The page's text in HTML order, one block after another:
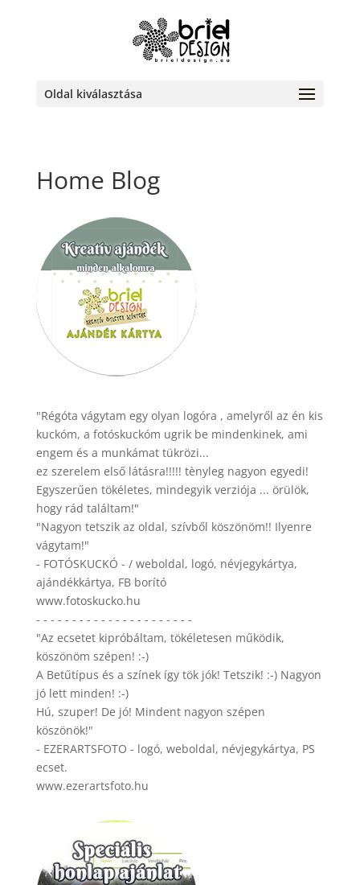
Oldal kiválasztása
Home Blog
"Régóta vágytam egy olyan logóra , amelyről az én kis
kuckóm, a fotóskuckóm ugrik be mindenkinek, ami
engem és a munkámat tükrözi...
ez szerelem első látásra!!!!! tènyleg nagyon egyedi!
Egyszerűen tökéletes, mindegyik verziója ... örülök,
hogy rád találtam!"
"Nagyon tetszik az oldal, szívből köszönöm!! Ilyenre
vágytam!"
- FOTÓSKUCKÓ - / weboldal, logó, névjegykártya,
ajándékkártya, FB borító
www.fotoskucko.hu
- - - - - - - - - - - - - - - - - - - - - -
"Az ecsetet kipróbáltam, tökéletesen működik,
köszönöm szépen! :-)
A Betűtípus és a színek így tök jók! Tetszik! :-) Nagyon
jó lett minden! :-)
Hú, szuper! De jó! Mindent nagyon szépen
köszönök!"
- EZERARTSFOTO - logó, weboldal, névjegykártya, PS
ecset.
www.ezerartsfoto.hu